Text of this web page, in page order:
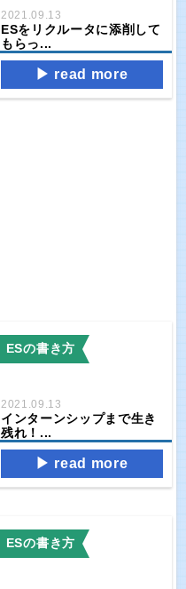
2021.09.13
ESをリクルータに添削して
もらっ...
read more
ESの書き方
2021.09.13
インターンシップまで生き
残れ！...
read more
ESの書き方